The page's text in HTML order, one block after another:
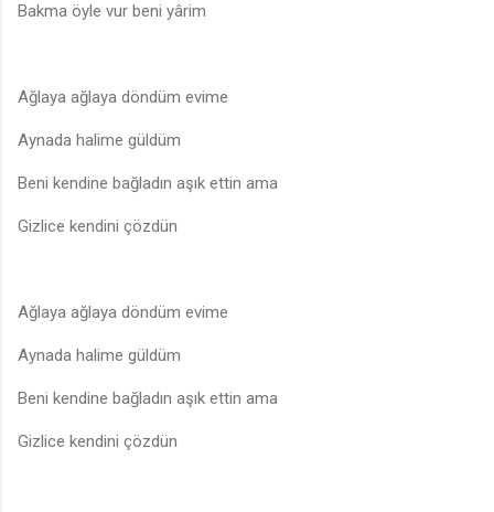
Bakma öyle vur beni yârim
Ağlaya ağlaya döndüm evime
Aynada halime güldüm
Beni kendine bağladın aşık ettin ama
Gizlice kendini çözdün
Ağlaya ağlaya döndüm evime
Aynada halime güldüm
Beni kendine bağladın aşık ettin ama
Gizlice kendini çözdün